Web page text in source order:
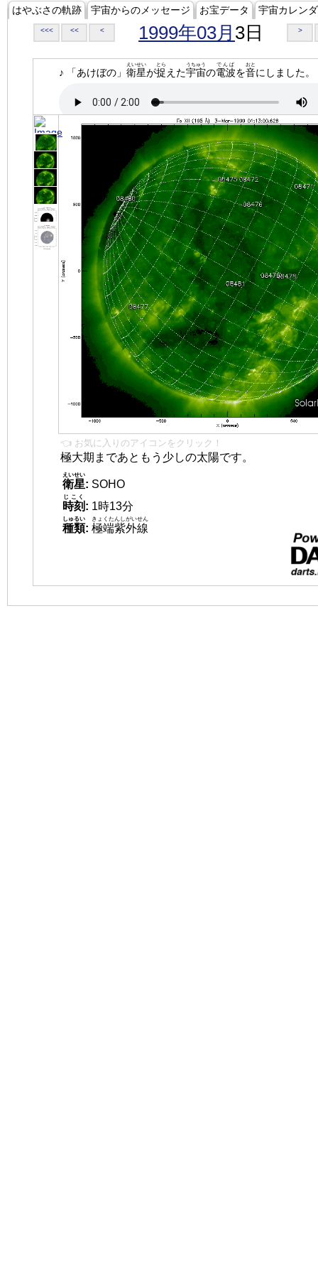
はやぶさの軌跡 宇宙からのメッセージ お宝データ 宇宙カレン
<<< << < 1999年03月 3日 >
♪ 「あけぼの」 衛星
えいせい
が捉
とら
えた宇宙
うちゅう
の電波
でんぱ
を音
おと
にしました。
👈 お気に入りのアイコンをクリック！
極大期まであともう少しの太陽です。
衛星
えいせい
: SOHO
時刻
じこく
: 1時13分
種類
しゅるい
: 極端紫外線
きょくたんしがいせん